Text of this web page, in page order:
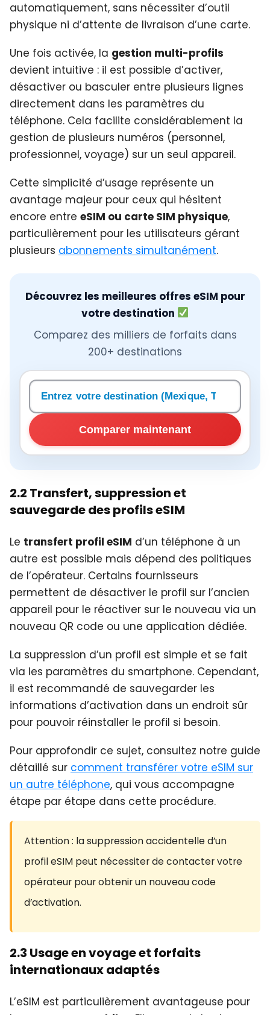
automatiquement, sans nécessiter d’outil
physique ni d’attente de livraison d’une carte.
Une fois activée, la gestion multi-profils
devient intuitive : il est possible d’activer,
désactiver ou basculer entre plusieurs lignes
directement dans les paramètres du
téléphone. Cela facilite considérablement la
gestion de plusieurs numéros (personnel,
professionnel, voyage) sur un seul appareil.
Cette simplicité d’usage représente un
avantage majeur pour ceux qui hésitent
encore entre eSIM ou carte SIM physique,
particulièrement pour les utilisateurs gérant
plusieurs abonnements simultanément.
Découvrez les meilleures offres eSIM pour
votre destination
Comparez des milliers de forfaits dans
200+ destinations
Rechercher une destination
Comparer maintenant
2.2 Transfert, suppression et
sauvegarde des profils eSIM
Le transfert profil eSIM d’un téléphone à un
autre est possible mais dépend des politiques
de l’opérateur. Certains fournisseurs
permettent de désactiver le profil sur l’ancien
appareil pour le réactiver sur le nouveau via un
nouveau QR code ou une application dédiée.
La suppression d’un profil est simple et se fait
via les paramètres du smartphone. Cependant,
il est recommandé de sauvegarder les
informations d’activation dans un endroit sûr
pour pouvoir réinstaller le profil si besoin.
Pour approfondir ce sujet, consultez notre guide
détaillé sur comment transférer votre eSIM sur
un autre téléphone, qui vous accompagne
étape par étape dans cette procédure.
Attention : la suppression accidentelle d’un
profil eSIM peut nécessiter de contacter votre
opérateur pour obtenir un nouveau code
d’activation.
2.3 Usage en voyage et forfaits
internationaux adaptés
L’eSIM est particulièrement avantageuse pour